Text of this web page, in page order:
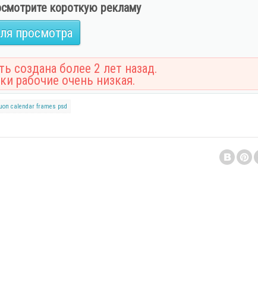
короткую рекламу
просмотра
создана более 2 лет назад.
рабочие очень низкая.
calendar frames psd